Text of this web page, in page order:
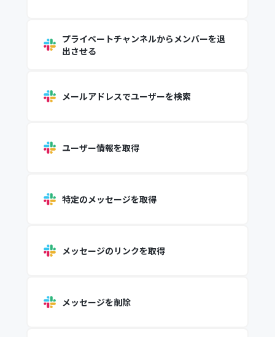
プライベートチャンネルからメンバーを退
出させる
メールアドレスでユーザーを検索
ユーザー情報を取得
特定のメッセージを取得
メッセージのリンクを取得
メッセージを削除